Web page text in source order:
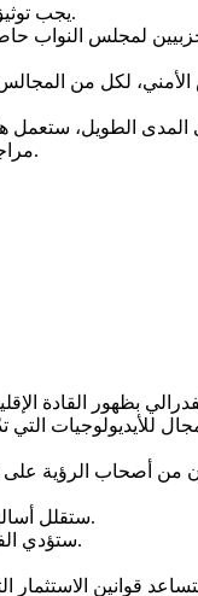
يجب توثيق الهياكل الداخلية للحزب، ويجب أن يمتلك المسؤولون فيه مؤهلات محددة وأن يخضعوا للفحوصات الأمنية.
لكل من
مراجعة هذه القوانين والأنظمة دوريًا لتجنب نقاط الضعف التاريخية التي أدت إلى فشل الديموقراطيات السابقة.
ستقلل أساليب الإنتاج الحيواني الحديثة من الاحتكاك بين المزارعين والرعاة، وتقلل الحاجة إلى الحماية القبلية التقليدية.
ستؤدي الفوائد المتبادلة “للاقتصاد الجديد ” المعتمد على سيطرة الدولة على مواردها إلى تآكل الهياكل القبلية تدريجيًا.